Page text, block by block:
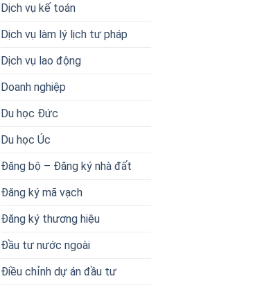
Dịch vụ kế toán
Dịch vụ làm lý lịch tư pháp
Dịch vụ lao động
Doanh nghiệp
Du học Đức
Du học Úc
Đăng bộ – Đăng ký nhà đất
Đăng ký mã vạch
Đăng ký thương hiệu
Đầu tư nước ngoài
Điều chỉnh dự án đầu tư